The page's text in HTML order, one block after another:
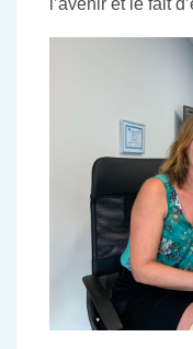
l’avenir et le fait